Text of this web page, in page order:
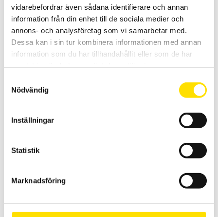
vidarebefordrar även sådana identifierare och annan
information från din enhet till de sociala medier och
annons- och analysföretag som vi samarbetar med.
Dessa kan i sin tur kombinera informationen med annan
information som du har tillhandahållit eller som de har
Nödvändig
Inställningar
Statistik
Marknadsföring
CA1954 AI Rapportmjukvara
Med CAmReport AI får du hjälp med rapport och analyserandet med
fria mjukvaran CamReport till vår värmekamera CA1954.